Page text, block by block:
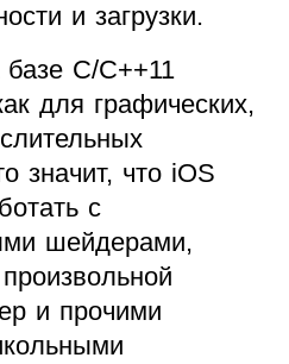
и загрузки.
C/C++11
для графических,
значит, что iOS
с
шейдерами,
и прочими